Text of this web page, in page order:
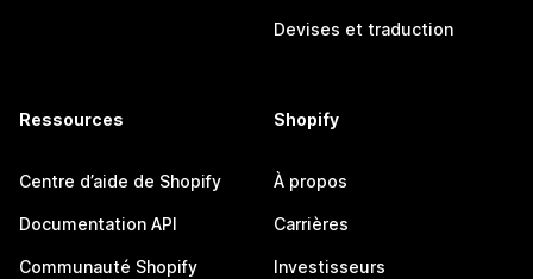
Devises et traduction
Ressources
Centre d’aide de Shopify
Documentation API
Communauté Shopify
Shopify
À propos
Carrières
Investisseurs